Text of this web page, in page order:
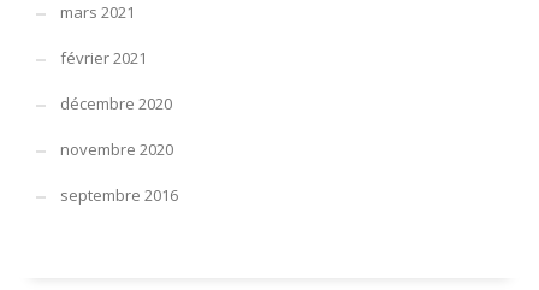
mars 2021
février 2021
décembre 2020
novembre 2020
septembre 2016